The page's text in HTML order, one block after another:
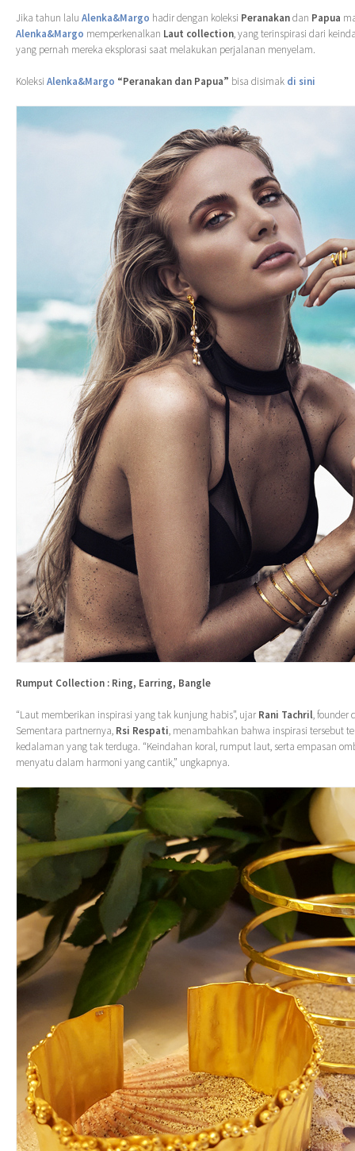
Jika tahun lalu Alenka&Margo hadir dengan koleksi Peranakandan Papua
Alenka&Margo memperkenalkan Laut collection, yang terinspirasi dari
yang pernah mereka eksplorasi saat melakukan perjalanan menyelam.
Koleksi Alenka&Margo “Peranakan dan Papua” bisa disimak di sini
Rumput Collection : Ring, Earring, Bangle
“Laut memberikan inspirasi yang tak kunjung habis”, ujar Rani Tachril, founder
Sementara partnernya, Rsi Respati, menambahkan bahwa inspirasi tersebut
kedalaman yang tak terduga. “Keindahan koral, rumput laut, serta empasan
menyatu dalam harmoni yang cantik,” ungkapnya.